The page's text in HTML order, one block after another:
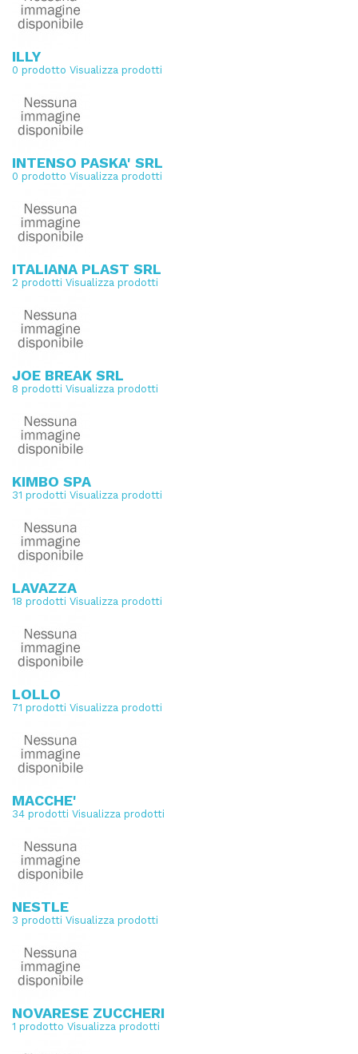
ILLY
0 prodotto Visualizza prodotti
INTENSO PASKA' SRL
0 prodotto Visualizza prodotti
ITALIANA PLAST SRL
2 prodotti Visualizza prodotti
JOE BREAK SRL
8 prodotti Visualizza prodotti
KIMBO SPA
31 prodotti Visualizza prodotti
LAVAZZA
18 prodotti Visualizza prodotti
LOLLO
71 prodotti Visualizza prodotti
MACCHE'
34 prodotti Visualizza prodotti
NESTLE
3 prodotti Visualizza prodotti
NOVARESE ZUCCHERI
1 prodotto Visualizza prodotti